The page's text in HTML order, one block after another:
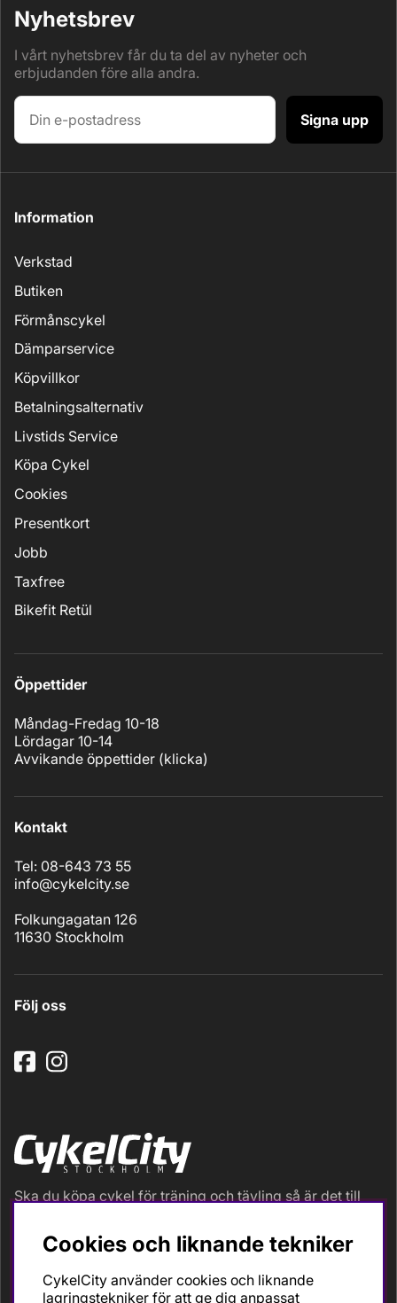
Nyhetsbrev
I vårt nyhetsbrev får du ta del av nyheter och
erbjudanden före alla andra.
Signa upp
Information
Verkstad
Butiken
Förmånscykel
Dämparservice
Köpvillkor
Betalningsalternativ
Livstids Service
Köpa Cykel
Cookies
Presentkort
Jobb
Taxfree
Bikefit Retül
Öppettider
Måndag-Fredag 10-18
Lördagar 10-14
Avvikande öppettider (klicka)
Kontakt
Tel: 08-643 73 55
info@cykelcity.se
Folkungagatan 126
11630 Stockholm
Följ oss
Ska du köpa cykel för träning och tävling så är det till
Vi är en mycket personlig cykelaffär med hög
servicegrad och alla vi som jobbar är inbitna cyklister
och dess produkter. Gör din bästa cykelaffär på
Cookies och liknande tekniker
CykelCity använder cookies och liknande
lagringstekniker för att ge dig anpassat